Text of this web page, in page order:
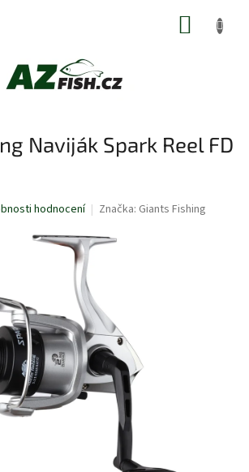
Naviják Spark Reel FD
hodnocení Značka: Giants Fishing